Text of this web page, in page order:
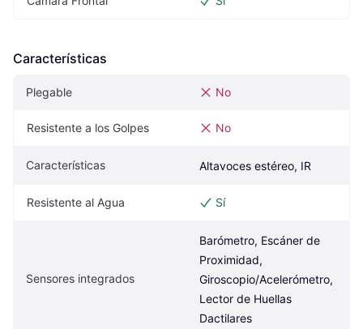
Características
Plegable No
Resistente a los Golpes No
Características Altavoces estéreo, IR
Resistente al Agua Sí
Sensores integrados
Barómetro, Escáner de
Proximidad,
Giroscopio/Acelerómetro,
Lector de Huellas
Dactilares